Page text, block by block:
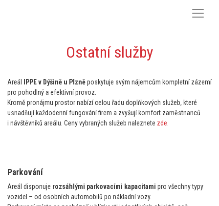
Ostatní služby
Areál IPPE v Dýšině u Plzněposkytuje svým nájemcům kompletní zázemí
pro pohodlný a efektivní provoz.
Kromě pronájmu prostor nabízí celou řadu doplňkových služeb, které
usnadňují každodenní fungování firem a zvyšují komfort zaměstnanců
i návštěvníků areálu. Ceny vybraných služeb naleznete zde.
Parkování
Areál disponuje rozsáhlými parkovacími kapacitami pro všechny typy
vozidel – od osobních automobilů po nákladní vozy.